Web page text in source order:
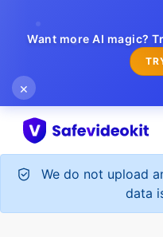
Want more AI magic?
×
We do not upload
data